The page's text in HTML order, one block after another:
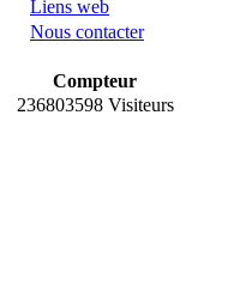
Liens web
Nous contacter
Compteur
236803598 Visiteurs